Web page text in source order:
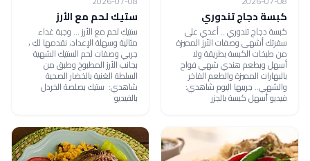
كبسة دجاج تندوري
كبسة دجاج تندوري .. أعدي على
سفرتك أشهى وصفات الأرز المميزة
من طبخات الكبسة بطريقة ولا
أسهل وبطعم هندي شهي فواح
بالبهارات المميزة والطعم الفاخر
والشهي.. جربيها اليوم شاهدي:
فيديو أسهل كبسة بالجزر
ستيك لحم مع الأرز
ستيك لحم مع الأرز ... وجبة غداء
مثالية وسهلة الإعداد، نقدمها لكِ ،
جربي وصفات لحم الستيك الشهية
بجانب الأرز المطبوخ وطبق من
السلطة الغنية بالخضار الصحية
شاهدي: ستيك بصلصة الخردل
بالفيديو